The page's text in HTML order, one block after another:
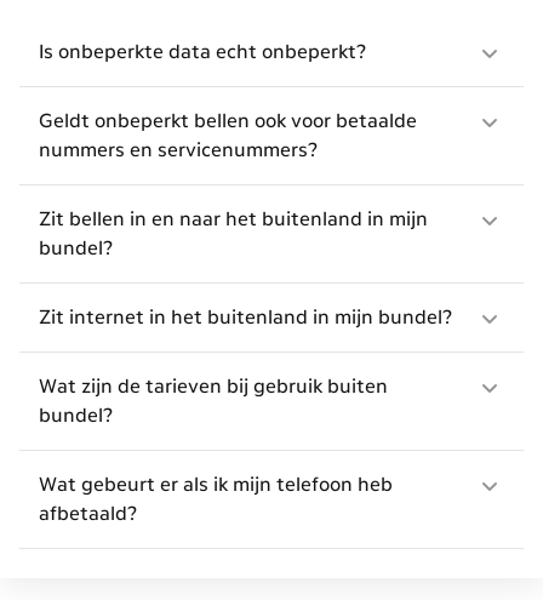
Is onbeperkte data echt onbeperkt?
Geldt onbeperkt bellen ook voor betaalde
nummers en servicenummers?
Zit bellen in en naar het buitenland in mijn
bundel?
Zit internet in het buitenland in mijn bundel?
Wat zijn de tarieven bij gebruik buiten
bundel?
Wat gebeurt er als ik mijn telefoon heb
afbetaald?